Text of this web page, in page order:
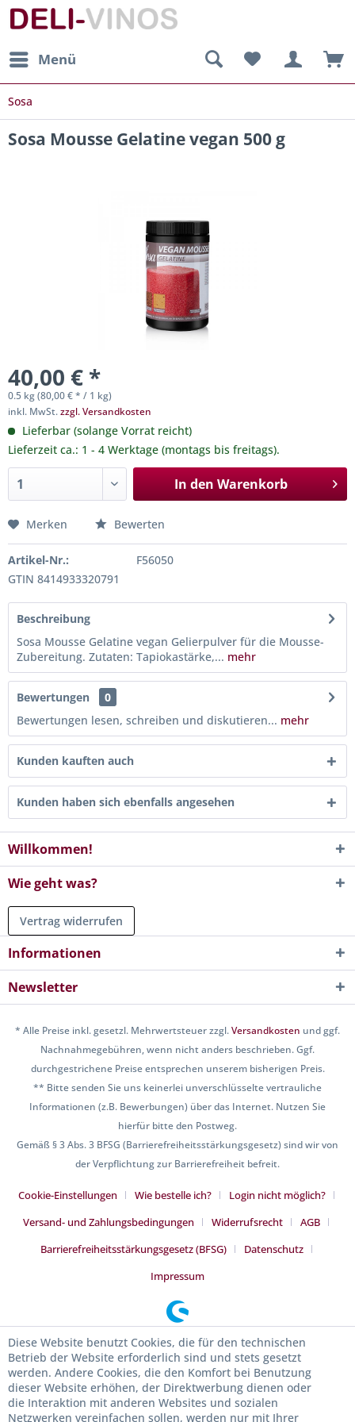
Menü
Sosa
Sosa Mousse Gelatine vegan 500 g
40,00 € *
0.5 kg (80,00 € * / 1 kg)
inkl. MwSt.zzgl. Versandkosten
Lieferbar (solange Vorrat reicht)
Lieferzeit ca.: 1 - 4 Werktage (montags bis freitags).
In den Warenkorb
Merken Bewerten
Artikel-Nr.:
F56050
GTIN 8414933320791
Beschreibung
Sosa Mousse Gelatine vegan Gelierpulver für die Mousse-
Zubereitung. Zutaten: Tapiokastärke,... mehr
Bewertungen
0
Bewertungen lesen, schreiben und diskutieren... mehr
Kunden kauften auch
Kunden haben sich ebenfalls angesehen
Willkommen!
Wie geht was?
Vertrag widerrufen
Informationen
Newsletter
* Alle Preise inkl. gesetzl. Mehrwertsteuer zzgl.Versandkosten und ggf.
Nachnahmegebühren, wenn nicht anders beschrieben. Ggf.
durchgestrichene Preise entsprechen unserem bisherigen Preis.
** Bitte senden Sie uns keinerlei unverschlüsselte vertrauliche
Informationen (z.B. Bewerbungen) über das Internet. Nutzen Sie
hierfür bitte den Postweg.
Gemäß § 3 Abs. 3 BFSG (Barrierefreiheitsstärkungsgesetz) sind wir von
der Verpflichtung zur Barrierefreiheit befreit.
Cookie-Einstellungen Wie bestelle ich?
Login nicht möglich?
Versand- und Zahlungsbedingungen
Widerrufsrecht
AGB
Barrierefreiheitsstärkungsgesetz (BFSG)
Datenschutz
Impressum
Diese Website benutzt Cookies, die für den technischen
Betrieb der Website erforderlich sind und stets gesetzt
werden. Andere Cookies, die den Komfort bei Benutzung
dieser Website erhöhen, der Direktwerbung dienen oder
die Interaktion mit anderen Websites und sozialen
Netzwerken vereinfachen sollen, werden nur mit Ihrer